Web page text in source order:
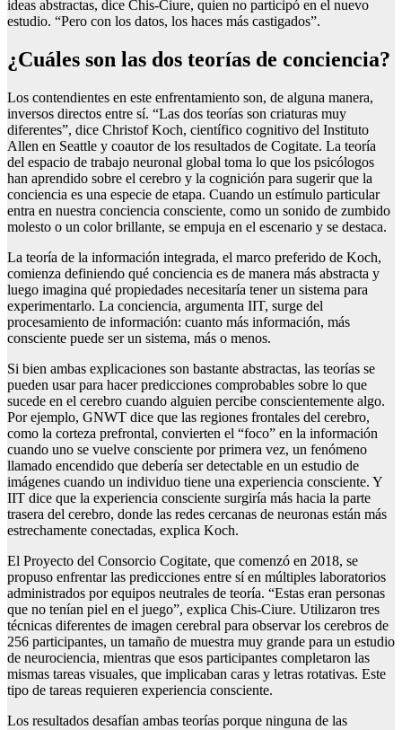
ideas abstractas, dice Chis-Ciure, quien no participó en el nuevo
estudio. “Pero con los datos, los haces más castigados”.
¿Cuáles son las dos teorías de conciencia?
Los contendientes en este enfrentamiento son, de alguna manera,
inversos directos entre sí. “Las dos teorías son criaturas muy
diferentes”, dice Christof Koch, científico cognitivo del Instituto
Allen en Seattle y coautor de los resultados de Cogitate. La teoría
del espacio de trabajo neuronal global toma lo que los psicólogos
han aprendido sobre el cerebro y la cognición para sugerir que la
conciencia es una especie de etapa. Cuando un estímulo particular
entra en nuestra conciencia consciente, como un sonido de zumbido
molesto o un color brillante, se empuja en el escenario y se destaca.
La teoría de la información integrada, el marco preferido de Koch,
comienza definiendo qué conciencia es de manera más abstracta y
luego imagina qué propiedades necesitaría tener un sistema para
experimentarlo. La conciencia, argumenta IIT, surge del
procesamiento de información: cuanto más información, más
consciente puede ser un sistema, más o menos.
Si bien ambas explicaciones son bastante abstractas, las teorías se
pueden usar para hacer predicciones comprobables sobre lo que
sucede en el cerebro cuando alguien percibe conscientemente algo.
Por ejemplo, GNWT dice que las regiones frontales del cerebro,
como la corteza prefrontal, convierten el “foco” en la información
cuando uno se vuelve consciente por primera vez, un fenómeno
llamado encendido que debería ser detectable en un estudio de
imágenes cuando un individuo tiene una experiencia consciente. Y
IIT dice que la experiencia consciente surgiría más hacia la parte
trasera del cerebro, donde las redes cercanas de neuronas están más
estrechamente conectadas, explica Koch.
El Proyecto del Consorcio Cogitate, que comenzó en 2018, se
propuso enfrentar las predicciones entre sí en múltiples laboratorios
administrados por equipos neutrales de teoría. “Estas eran personas
que no tenían piel en el juego”, explica Chis-Ciure. Utilizaron tres
técnicas diferentes de imagen cerebral para observar los cerebros de
256 participantes, un tamaño de muestra muy grande para un estudio
de neurociencia, mientras que esos participantes completaron las
mismas tareas visuales, que implicaban caras y letras rotativas. Este
tipo de tareas requieren experiencia consciente.
Los resultados desafían ambas teorías porque ninguna de las